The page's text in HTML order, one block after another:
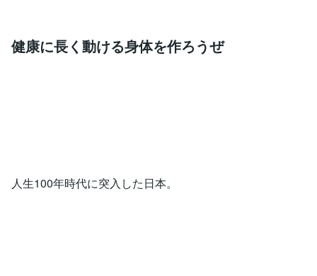
健康に長く動ける身体を作ろうぜ
人生100年時代に突入した日本。